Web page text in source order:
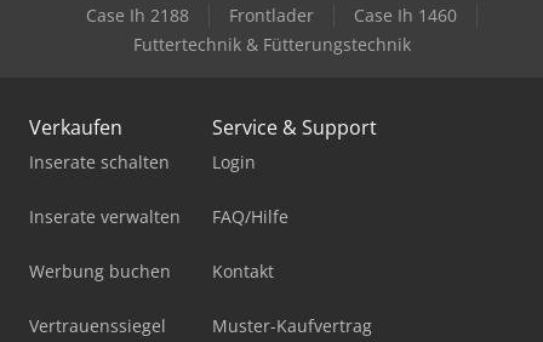
Case Ih 2188
Frontlader
Case Ih 1460
Futtertechnik & Fütterungstechnik
Verkaufen
Inserate schalten
Inserate verwalten
Werbung buchen
Vertrauenssiegel
Service & Support
Login
FAQ/Hilfe
Kontakt
Muster-Kaufvertrag